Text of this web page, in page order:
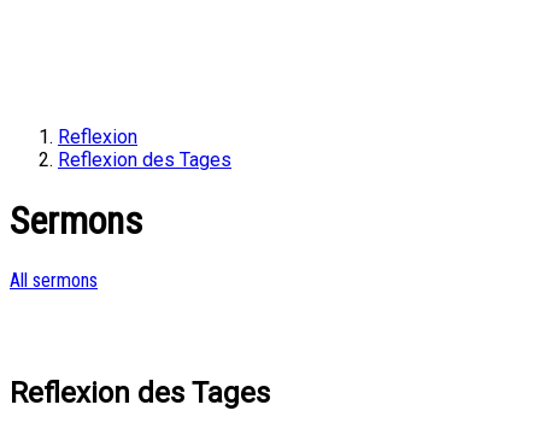
Reflexion
Reflexion des Tages
Sermons
All sermons
Reflexion des Tages